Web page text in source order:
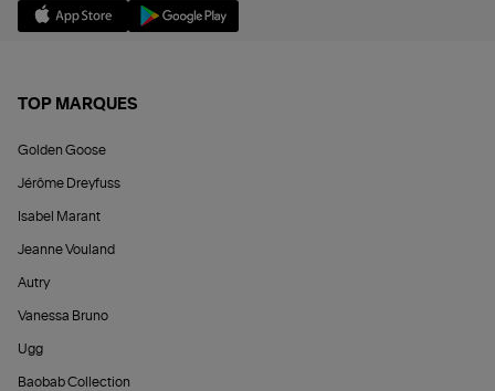
TOP MARQUES
Golden Goose
Jérôme Dreyfuss
Isabel Marant
Jeanne Vouland
Autry
Vanessa Bruno
Ugg
Baobab Collection